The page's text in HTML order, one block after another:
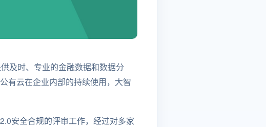
及时、专业的金融数据和数据分
有云在企业内部的持续使用，大智
安全合规的评审工作，经过对多家